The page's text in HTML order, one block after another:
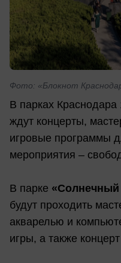
Фото: «Блокнот
В парках Краснодара
ждут концерты,
игровые программы
мероприятия –
В парке «Солнечный
будут проходить
акварелью и
игры, а также